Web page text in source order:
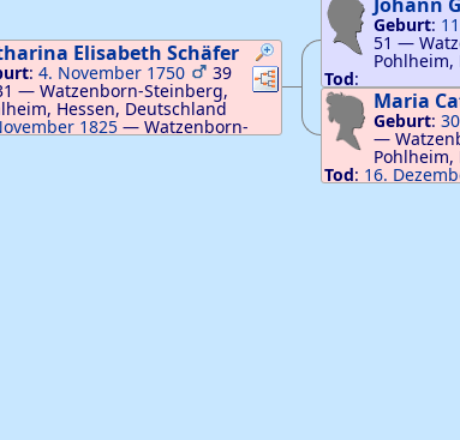
Verknüpfungen
Verknüpfungen
ElisabethSchäfer
:4. November 1750 39
— Watzenborn-Steinberg,
Hessen, Deutschland
1825 —Watzenborn-
Geburt:
51 —
Pohlheim,
Tod:
Maria
Geburt:
—
Pohlheim,
Tod: 16.